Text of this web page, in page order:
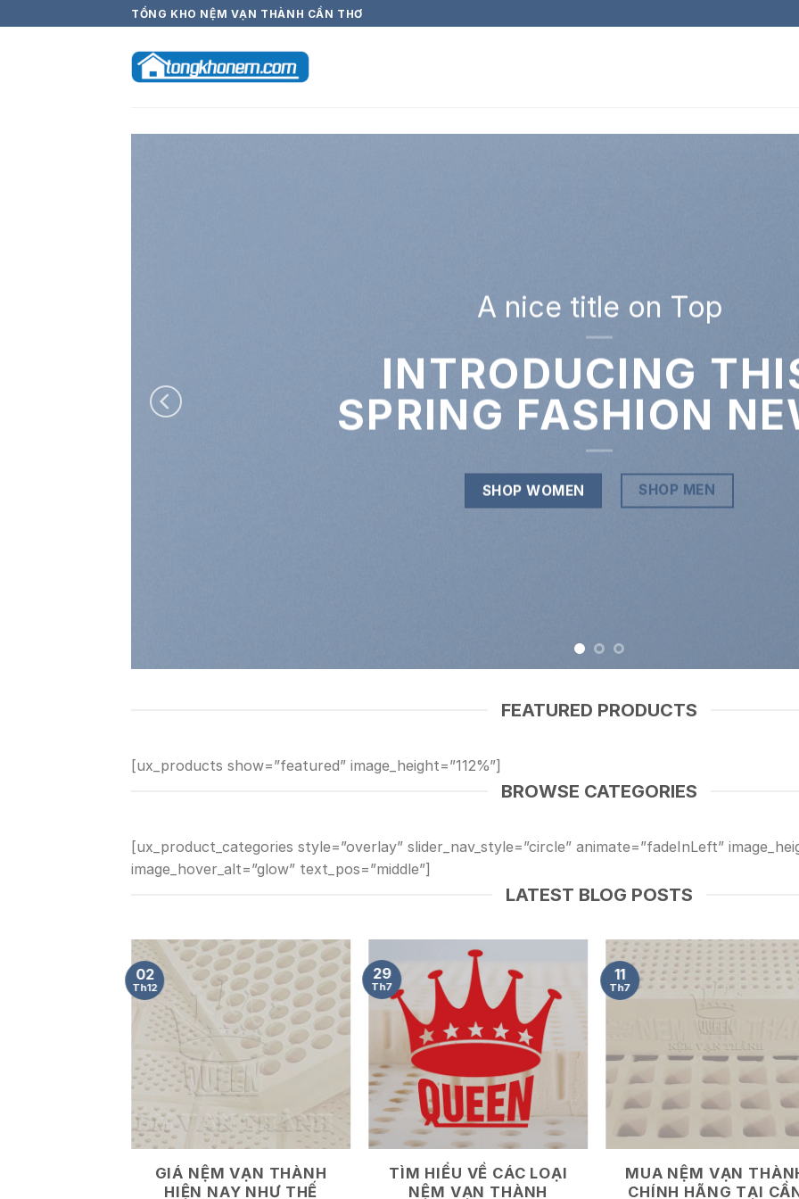
to
TỔNG KHO NỆM VẠN THÀNH CẦN THƠ
A nice title on Top
INTRODUCING
SPRING FASHION
SHOP WOMEN SHOP MEN
FEATURED PRODUCTS
[ux_products show=”featured” image_height=”112%”]
BROWSE CATEGORIES
[ux_product_categories style=”overlay” slider_nav_style=”circle” animate=”fadeInLeft”
image_hover_alt=”glow” text_pos=”middle”]
LATEST BLOG POSTS
GIÁ NỆM VẠN THÀNH
HIỆN NAY NHƯ THẾ
02
Th12
TÌM HIỂU VỀ CÁC LOẠI
NỆM VẠN THÀNH
29
Th7
MUA NỆM VẠN
CHÍNH HÃNG TẠI
11
Th7